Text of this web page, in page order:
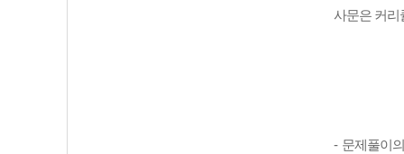
사문은 커리
- 문제풀이